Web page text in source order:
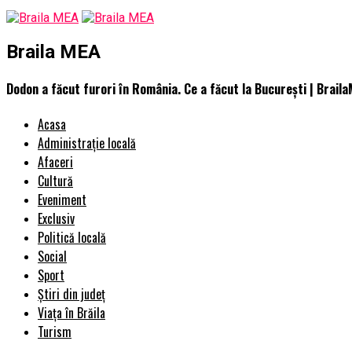
Braila MEA
Dodon a făcut furori în România. Ce a făcut la București |
Acasa
Administrație locală
Afaceri
Cultură
Eveniment
Exclusiv
Politică locală
Social
Sport
Știri din județ
Viața în Brăila
Turism